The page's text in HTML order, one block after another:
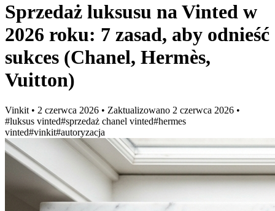
Sprzedaż luksusu na Vinted w
2026 roku: 7 zasad, aby odnieść
sukces (Chanel, Hermès,
Vuitton)
Vinkit • 2 czerwca 2026 • Zaktualizowano 2 czerwca 2026 •
#luksus vinted#sprzedaż chanel vinted#hermes
vinted#vinkit#autoryzacja